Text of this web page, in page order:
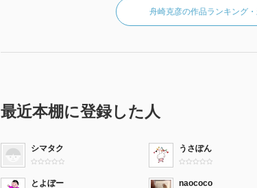
舟崎克彦の作品ランキング
最近本棚に登録した人
シマタク うさぽん
とよぼー naococo